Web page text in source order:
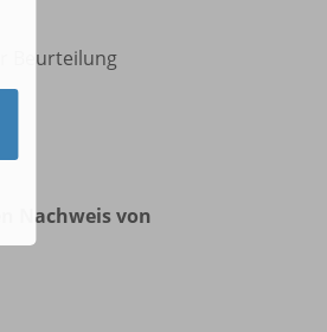
Beurteilung
Nachweis von